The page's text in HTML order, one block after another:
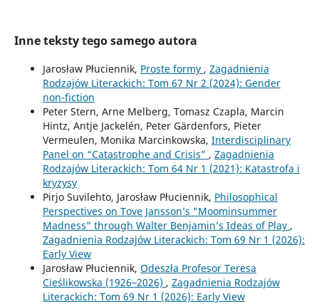
Inne teksty tego samego autora
Jarosław Płuciennik, Proste formy , Zagadnienia
Rodzajów Literackich: Tom 67 Nr 2 (2024): Gender
non-fiction
Peter Stern, Arne Melberg, Tomasz Czapla, Marcin
Hintz, Antje Jackelén, Peter Gärdenfors, Pieter
Vermeulen, Monika Marcinkowska, Interdisciplinary
Panel on “Catastrophe and Crisis” , Zagadnienia
Rodzajów Literackich: Tom 64 Nr 1 (2021): Katastrofa i
kryzysy
Pirjo Suvilehto, Jarosław Płuciennik, Philosophical
Perspectives on Tove Jansson’s "Moominsummer
Madness" through Walter Benjamin’s Ideas of Play ,
Zagadnienia Rodzajów Literackich: Tom 69 Nr 1 (2026):
Early View
Jarosław Płuciennik, Odeszła Profesor Teresa
Cieślikowska (1926–2026) , Zagadnienia Rodzajów
Literackich: Tom 69 Nr 1 (2026): Early View